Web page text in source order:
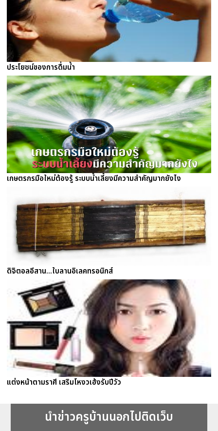
ประโยชน์ของการดื่มน้ำ
เกษตรกรมือใหม่ต้องรู้ ระบบน้ำเลี้ยงมีความสำคัญมากยังไง
ดิจิตอลอีสาน...ใบลานอิเลคทรอนิกส์
แต่งหน้าตามราศี เสริมโหงวเฮ้งรับปีวัว
นำข่าวครูบ้านนอกไปติดเว็บ